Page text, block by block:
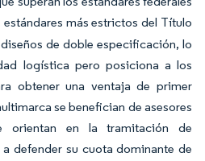
estándares más estrictos del Título
de doble especificación, lo
logística pero posiciona a los
obtener una ventaja de primer
se benefician de asesores
orientan en la tramitación de
defender su cuota dominante de